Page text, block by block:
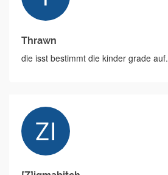
Thrawn
die isst bestimmt die kinder grade auf.